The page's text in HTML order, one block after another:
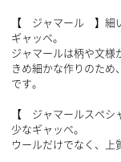
【 ジャマール 】細
ギャッベ。
ジャマールは柄や文様
きめ細かな作りのた
です。
【 ジャマールスペ
少なギャッベ。
ウールだけでなく、上